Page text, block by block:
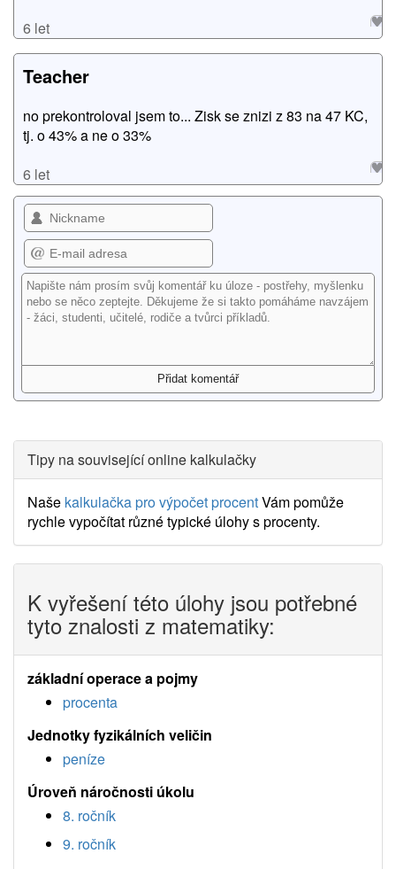
6 let
Teacher
no prekontroloval jsem to... Zisk se znizi z 83 na 47 KC,
tj. o 43% a ne o 33%
6 let
Tipy na související online kalkulačky
Naše kalkulačka pro výpočet procentVám pomůže
rychle vypočítat různé typické úlohy s procenty.
K vyřešení této úlohy jsou potřebné
tyto znalosti z matematiky:
základní operace a pojmy
procenta
Jednotky fyzikálních veličin
peníze
Úroveň náročnosti úkolu
8. ročník
9. ročník